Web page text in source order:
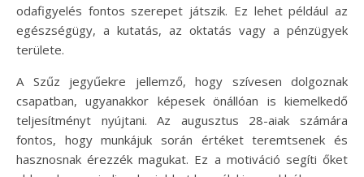
odafigyelés fontos szerepet játszik. Ez lehet például az
egészségügy, a kutatás, az oktatás vagy a pénzügyek
területe.
A Szűz jegyűekre jellemző, hogy szívesen dolgoznak
csapatban, ugyanakkor képesek önállóan is kiemelkedő
teljesítményt nyújtani. Az augusztus 28-aiak számára
fontos, hogy munkájuk során értéket teremtsenek és
hasznosnak érezzék magukat. Ez a motiváció segíti őket